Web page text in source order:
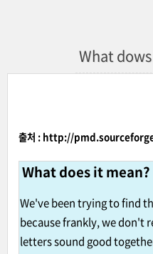
What
출처 : http://
What does it mean?
We've been trying to find
because frankly, we don't
letters sound good